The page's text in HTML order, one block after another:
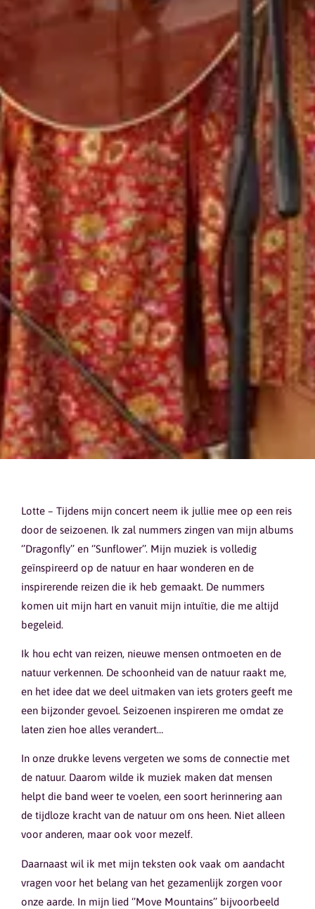
Lotte – Tijdens mijn concert neem ik jullie mee op een reis
door de seizoenen. Ik zal nummers zingen van mijn albums
‘’Dragonfly’’ en ‘’Sunflower’’. Mijn muziek is volledig
geïnspireerd op de natuur en haar wonderen en de
inspirerende reizen die ik heb gemaakt. De nummers
komen uit mijn hart en vanuit mijn intuïtie, die me altijd
begeleid.
Ik hou echt van reizen, nieuwe mensen ontmoeten en de
natuur verkennen. De schoonheid van de natuur raakt me,
en het idee dat we deel uitmaken van iets groters geeft me
een bijzonder gevoel. Seizoenen inspireren me omdat ze
laten zien hoe alles verandert…
In onze drukke levens vergeten we soms de connectie met
de natuur. Daarom wilde ik muziek maken dat mensen
helpt die band weer te voelen, een soort herinnering aan
de tijdloze kracht van de natuur om ons heen. Niet alleen
voor anderen, maar ook voor mezelf.
Daarnaast wil ik met mijn teksten ook vaak om aandacht
vragen voor het belang van het gezamenlijk zorgen voor
onze aarde. In mijn lied ‘’Move Mountains’’ bijvoorbeeld